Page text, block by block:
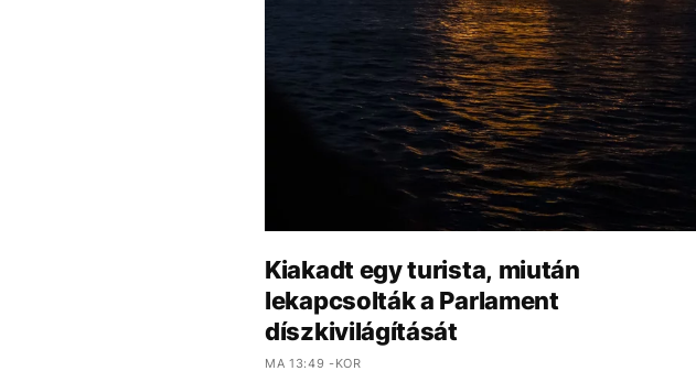
Kiakadt egy turista, miután
lekapcsolták a Parlament
díszkivilágítását
MA 13:49 -KOR